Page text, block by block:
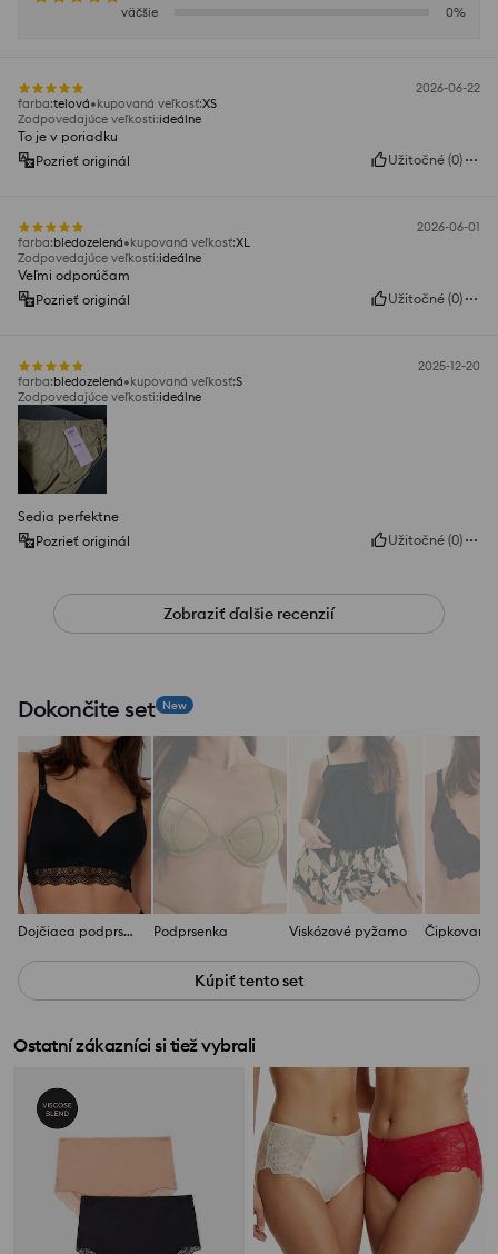
väčšie
0%
2026-06-22
farba:telová kupovaná veľkosť:XS
Zodpovedajúce veľkosti:ideálne
To je v poriadku
Pozrieť originál
Užitočné (0)
2026-06-01
farba:bledozelená kupovaná veľkosť:XL
Zodpovedajúce veľkosti:ideálne
Veľmi odporúčam
Pozrieť originál
Užitočné (0)
2025-12-20
farba:bledozelená kupovaná veľkosť:S
Zodpovedajúce veľkosti:ideálne
Sedia perfektne
Pozrieť originál
Užitočné (0)
Zobraziť ďalšie recenzií
Dokončite set New
Dojčiaca podprsenka Podprsenka Viskózové pyžamo
Kúpiť tento set
Ostatní zákazníci si tiež vybrali